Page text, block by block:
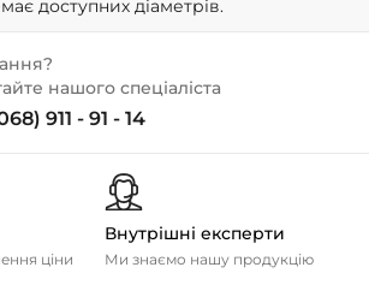
+38 (099)-643-33-77
- Калинова
доступних діаметрів.
нашого спеціаліста
911 - 91 - 14
ціни
Внутрішні експерти
Ми знаємо нашу продукцію